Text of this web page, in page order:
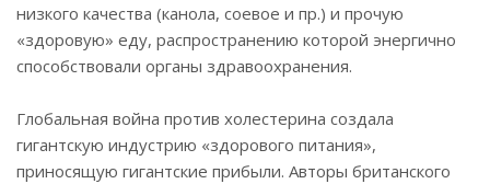
низкого качества (канола, соевое и пр.) и прочую
«здоровую» еду, распространению которой энергично
способствовали органы здравоохранения.
Глобальная война против холестерина создала
гигантскую индустрию «здорового питания»,
приносящую гигантские прибыли. Авторы британского